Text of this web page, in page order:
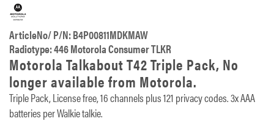
ArticleNo/ P/N: B4P00811MDKMAW
Radiotype: 446 Motorola Consumer TLKR
Motorola Talkabout T42 Triple Pack, No
longer available from Motorola.
Triple Pack, License free, 16 channels plus 121 privacy codes. 3x AAA
batteries per Walkie talkie.